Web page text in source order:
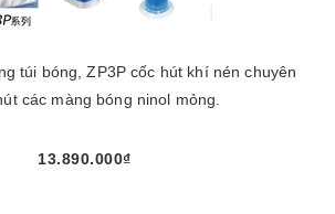
túi bóng, ZP3P cốc hút khí nén chuyên
các màng bóng ninol mỏng.
13.890.000₫